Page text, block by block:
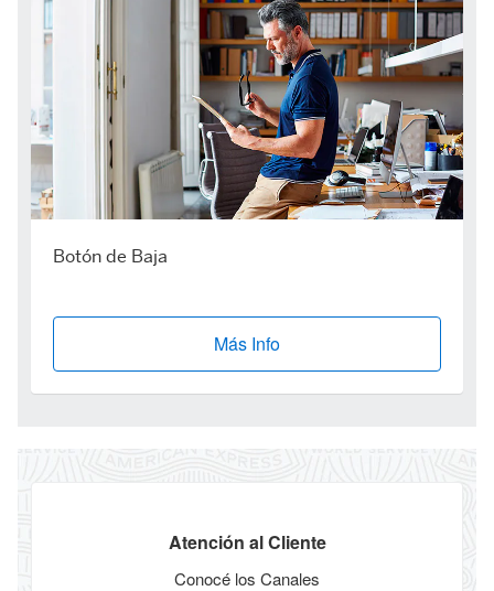
Botón de Baja
Más Info
Atención al Cliente
Conocé los Canales